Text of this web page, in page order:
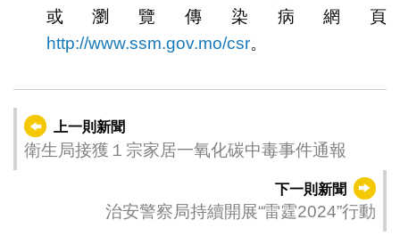
或瀏覽傳染病網頁
http://www.ssm.gov.mo/csr。
上一則新聞
衛生局接獲１宗家居一氧化碳中毒事件通報
下一則新聞
治安警察局持續開展“雷霆2024”行動